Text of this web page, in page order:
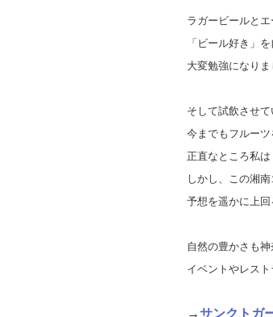
ラガービールと
「ビール好き」
大変勉強になりま
そして試飲させ
今までもフルーツ
正直なところ私は
しかし、この湘
予想を遥かに上回
自然の豊かさも
イベントやレス
→サンクトガ